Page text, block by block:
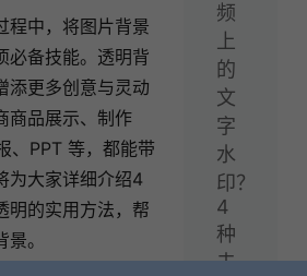
程中，将图片背景
必备技能。透明背
添更多创意与灵动
商品展示、制作
、PPT 等，都能带
为大家详细介绍4
明的实用方法，帮
。
频
上
的
文
字
水
印？
4
种
去